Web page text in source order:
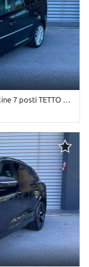
• USB • Vetri
in pelle •
• Fendinebbia •
elettronico •
luce • Sensore di
•
assistito •
TETTO ok neopatentati
• 5 Porte •
• Airbag testa •
• Chiusura
• Cruise Control
di parcheggio